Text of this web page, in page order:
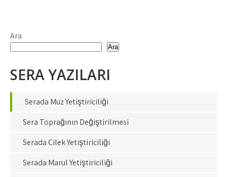
Ara
Ara
SERA YAZILARI
Serada Muz Yetiştiriciliği
Sera Toprağının Değiştirilmesi
Serada Çilek Yetiştiriciliği
Serada Marul Yetiştiriciliği